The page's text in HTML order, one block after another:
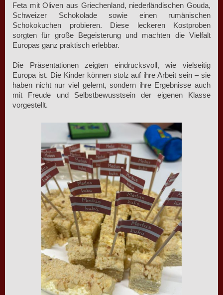
Feta mit Oliven aus Griechenland, niederländischen Gouda,
Schweizer Schokolade sowie einen rumänischen
Schokokuchen probieren. Diese leckeren Kostproben
sorgten für große Begeisterung und machten die Vielfalt
Europas ganz praktisch erlebbar.
Die Präsentationen zeigten eindrucksvoll, wie vielseitig
Europa ist. Die Kinder können stolz auf ihre Arbeit sein – sie
haben nicht nur viel gelernt, sondern ihre Ergebnisse auch
mit Freude und Selbstbewusstsein der eigenen Klasse
vorgestellt.